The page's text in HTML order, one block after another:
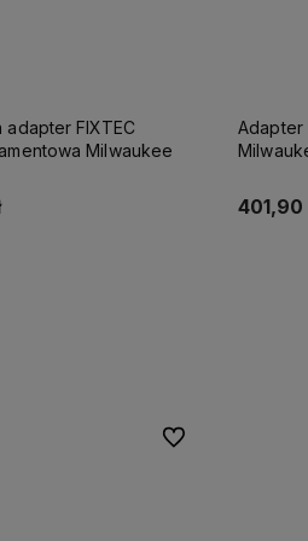
adapter FIXTEC
Milwaukee
Adapter
401,90
Do ulubionych